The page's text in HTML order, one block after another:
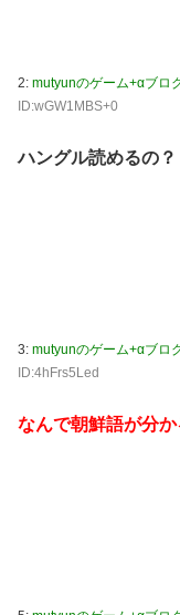
いうのなん？
鞘師里保、現ハロ
宮澤エマに「国
ン」イベントで魅
任天堂が「
TikTokライブし
黒見明香ちゃんの
2: mutyunのゲーム+αブロ
ID:wGW1MBS+0
ハングル読めるの？
3: mutyunのゲーム+αブロ
ID:4hFrs5Led
なんで朝鮮語が分